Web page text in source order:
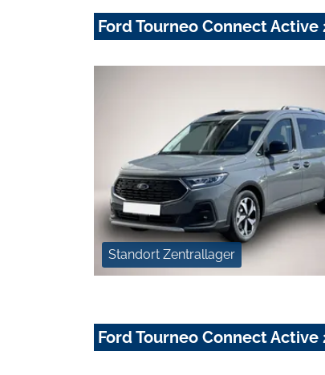
Ford Tourneo Connect Active
Standort Zentrallager
Ford Tourneo Connect